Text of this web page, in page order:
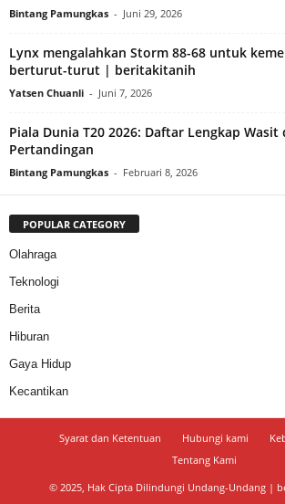
Bintang Pamungkas - Juni 29, 2026
Lynx mengalahkan Storm 88-68 untuk
berturut-turut | beritakitanih
Yatsen Chuanli - Juni 7, 2026
Piala Dunia T20 2026: Daftar Lengkap Wasit
Pertandingan
Bintang Pamungkas - Februari 8, 2026
POPULAR CATEGORY
Olahraga
Teknologi
Berita
Hiburan
Gaya Hidup
Kecantikan
Syarat dan Ketentuan Hubungi kami
Tentang Kami
© 2025, Hak Cipta Dilindungi Undang-Undang |